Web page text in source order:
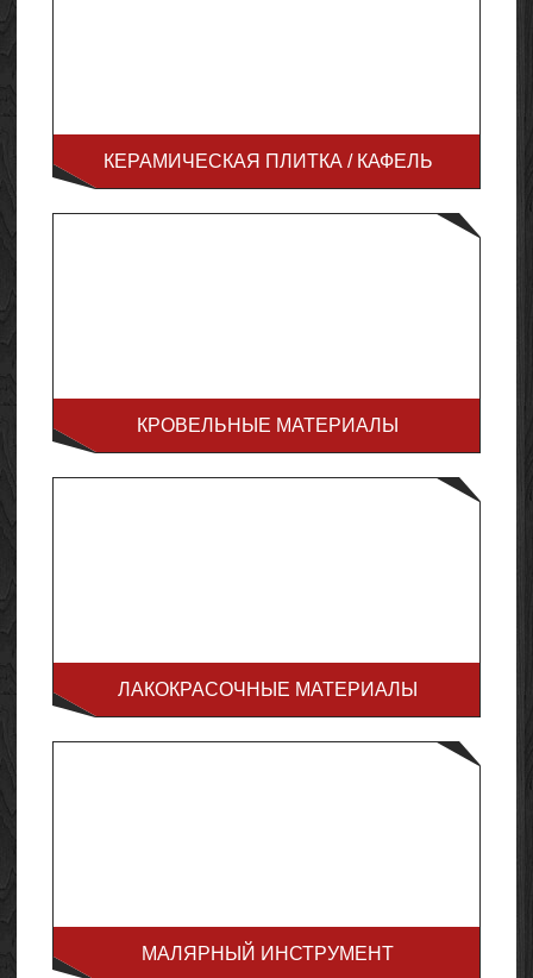
КЕРАМИЧЕСКАЯ ПЛИТКА / КАФЕЛЬ
КРОВЕЛЬНЫЕ МАТЕРИАЛЫ
ЛАКОКРАСОЧНЫЕ МАТЕРИАЛЫ
МАЛЯРНЫЙ ИНСТРУМЕНТ